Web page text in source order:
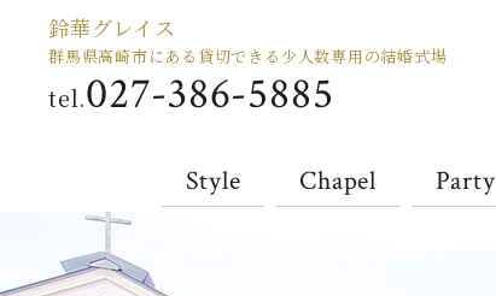
鈴華グレイス
群馬県高崎市にある貸切できる少人数専用の結婚式場
tel.027-386-5885
Style Chapel Party